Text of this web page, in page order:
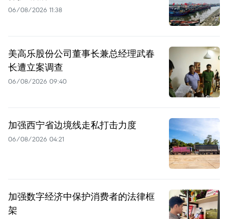
06/08/2026 11:38
美高乐股份公司董事长兼总经理武春
长遭立案调查
06/08/2026 09:40
加强西宁省边境线走私打击力度
06/08/2026 04:21
加强数字经济中保护消费者的法律框
架